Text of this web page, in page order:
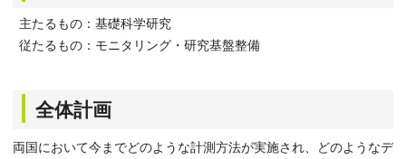
主たるもの：基礎科学研究
従たるもの：モニタリング・研究基盤整備
全体計画
両国において今までどのような計測方法が実施され、どのようなデ